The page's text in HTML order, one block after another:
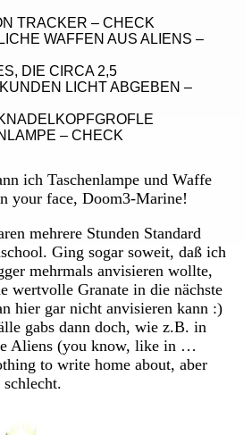
TRACKER – CHECK
WAFFEN AUS ALIENS –
DIE CIRCA 2,5
LICHT ABGEBEN –
T
– CHECK
ich Taschenlampe und Waffe
your face, Doom3-Marine!
mehrere Stunden Standard
Ging sogar soweit, daß ich
mehrmals anvisieren wollte,
wertvolle Granate in die nächste
hier gar nicht anvisieren kann :)
gabs dann doch, wie z.B. in
Aliens (you know, like in …
to write home about, aber